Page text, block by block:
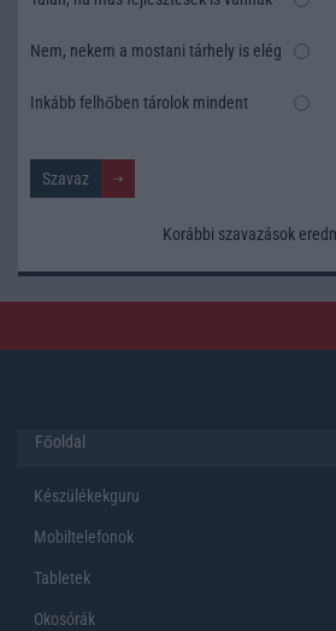
Nem, nekem a mostani tárhely is elég
Inkább felhőben tárolok mindent
Korábbi szavazások
Főoldal
Készülékekguru
Mobiltelefonok
Tabletek
Okosórák